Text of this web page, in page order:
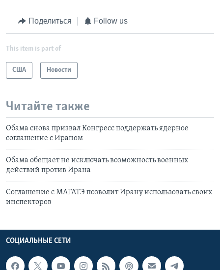
Поделиться Follow us
This item is part of
США Новости
Читайте также
Обама снова призвал Конгресс поддержать ядерное
соглашение с Ираном
Обама обещает не исключать возможность военных
действий против Ирана
Соглашение с МАГАТЭ позволит Ирану использовать своих
инспекторов
СОЦИАЛЬНЫЕ СЕТИ